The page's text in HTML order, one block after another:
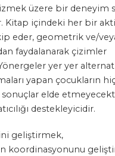
üzere bir deneyim
Kitap içindeki her bir
eder, geometrik ve/
faydalanarak çizimler
yer yer
yapan çocukların
sonuçlar elde
destekleyicidir.
geliştirmek,
koordinasyonunu